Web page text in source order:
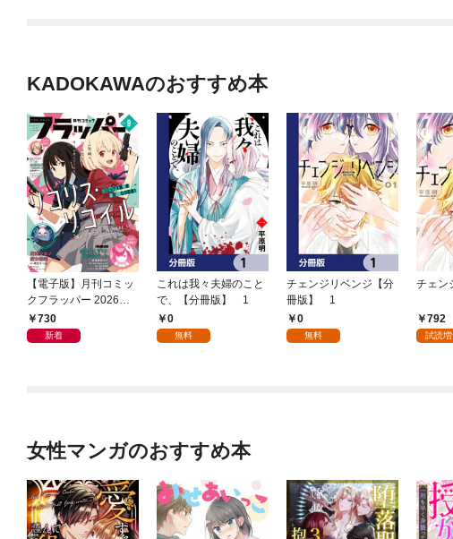
KADOKAWAのおすすめ本
【電子版】月刊コミッ
クフラッパー 2026年9
月号730
新着
これは我々夫婦のこと
で、【分冊版】 1
0
無料
チェンジリベンジ【分
冊版】 1
0
無料
チェン
792
試読
女性マンガのおすすめ本